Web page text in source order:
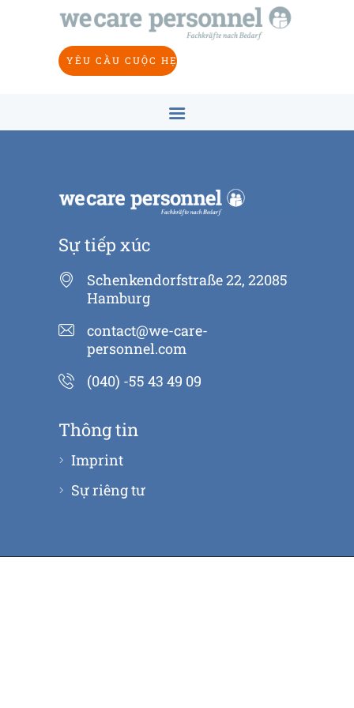
YÊU CẦU CUỘC HẸN
NHÀ
VỀ CHÚNG TÔI
NGÀNH CÔNG NGHIỆP
VI
Sự tiếp xúc
Schenkendorfstraße 22, 22085
Hamburg
contact@we-care-
personnel.com
(040) -55 43 49 09
Thông tin
Imprint
Sự riêng tư